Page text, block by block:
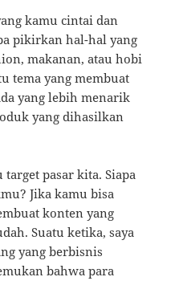
kamu cintai dan
pikirkan hal-hal yang
makanan, atau hobi
tema yang membuat
yang lebih menarik
yang dihasilkan
pasar kita. Siapa
Jika kamu bisa
konten yang
Suatu ketika, saya
yang berbisnis
bahwa para